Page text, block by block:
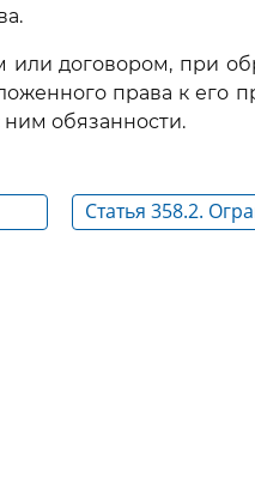
или договором, при
права к его
обязанности.
Статья 358.2.